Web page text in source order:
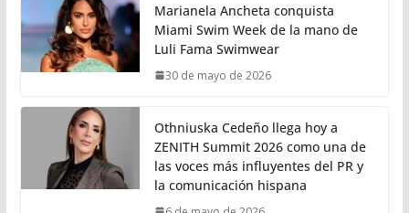
Marianela Ancheta conquista
Miami Swim Week de la mano de
Luli Fama Swimwear
30 de mayo de 2026
Othniuska Cedeño llega hoy a
ZENITH Summit 2026 como una de
las voces más influyentes del PR y
la comunicación hispana